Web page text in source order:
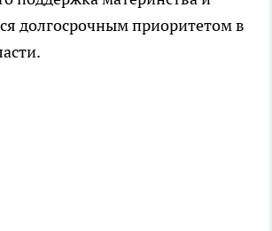
долгосрочным приоритетом в